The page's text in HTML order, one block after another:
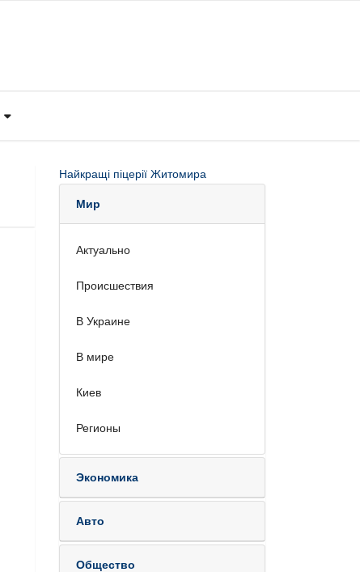
Найкращі піцерії Житомира
Мир
Актуально
Происшествия
В Украине
В мире
Киев
Регионы
Экономика
Авто
Общество